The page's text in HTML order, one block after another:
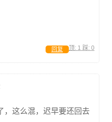
顶: 1 踩: 0
回复
，这么混，迟早要还回去